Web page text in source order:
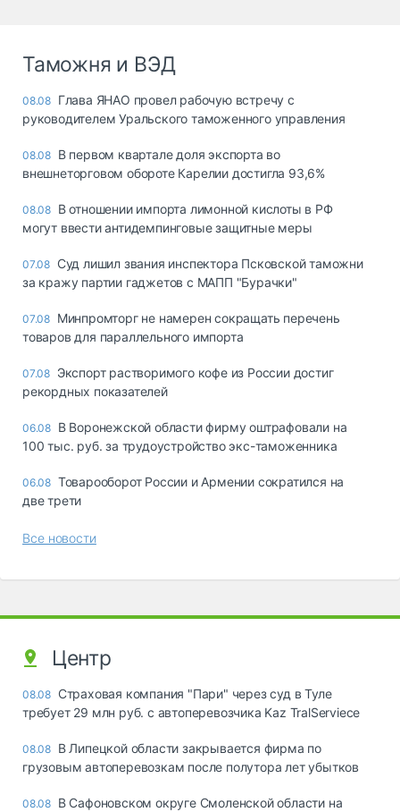
Таможня и ВЭД
08.08 Глава ЯНАО провел рабочую встречу с
руководителем Уральского таможенного управления
08.08 В первом квартале доля экспорта во
внешнеторговом обороте Карелии достигла 93,6%
08.08 В отношении импорта лимонной кислоты в РФ
могут ввести антидемпинговые защитные меры
07.08 Суд лишил звания инспектора Псковской таможни
за кражу партии гаджетов с МАПП "Бурачки"
07.08 Минпромторг не намерен сокращать перечень
товаров для параллельного импорта
07.08 Экспорт растворимого кофе из России достиг
рекордных показателей
06.08 В Воронежской области фирму оштрафовали на
100 тыс. руб. за трудоустройство экс-таможенника
06.08 Товарооборот России и Армении сократился на
две трети
Все новости
Центр
08.08 Страховая компания "Пари" через суд в Туле
требует 29 млн руб. с автоперевозчика Kaz TralServiece
08.08 В Липецкой области закрывается фирма по
грузовым автоперевозкам после полутора лет убытков
08.08 В Сафоновском округе Смоленской области на